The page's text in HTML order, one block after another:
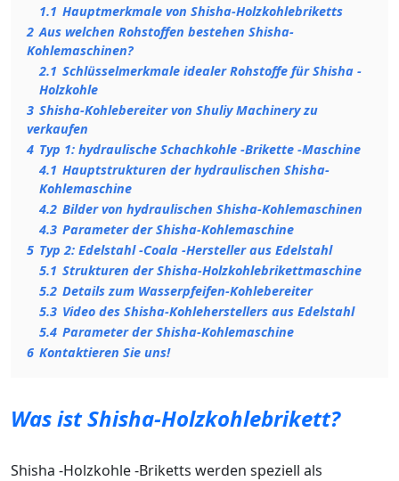
1.1 Hauptmerkmale von Shisha-Holzkohlebriketts
2 Aus welchen Rohstoffen bestehen Shisha-
Kohlemaschinen?
2.1 Schlüsselmerkmale idealer Rohstoffe für Shisha -
Holzkohle
3 Shisha-Kohlebereiter von Shuliy Machinery zu
verkaufen
4 Typ 1: hydraulische Schachkohle -Brikette -Maschine
4.1 Hauptstrukturen der hydraulischen Shisha-
Kohlemaschine
4.2 Bilder von hydraulischen Shisha-Kohlemaschinen
4.3 Parameter der Shisha-Kohlemaschine
5 Typ 2: Edelstahl -Coala -Hersteller aus Edelstahl
5.1 Strukturen der Shisha-Holzkohlebrikettmaschine
5.2 Details zum Wasserpfeifen-Kohlebereiter
5.3 Video des Shisha-Kohleherstellers aus Edelstahl
5.4 Parameter der Shisha-Kohlemaschine
6 Kontaktieren Sie uns!
Was ist Shisha-Holzkohlebrikett?
Shisha -Holzkohle -Briketts werden speziell als